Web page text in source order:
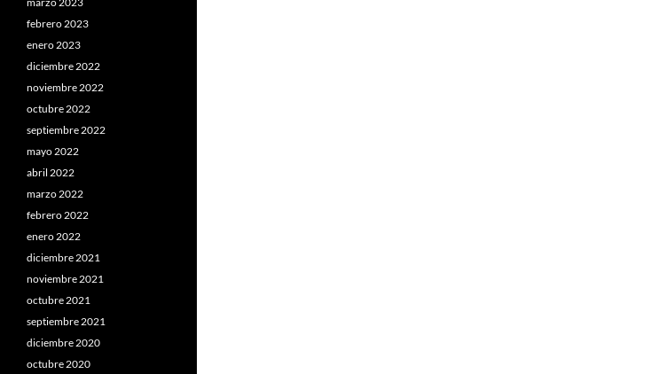
febrero 2023
enero 2023
diciembre 2022
noviembre 2022
octubre 2022
septiembre 2022
mayo 2022
abril 2022
marzo 2022
febrero 2022
enero 2022
diciembre 2021
noviembre 2021
octubre 2021
septiembre 2021
diciembre 2020
octubre 2020